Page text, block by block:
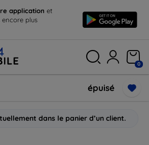
application et
plus
0
épuisé
dans le panier d’un client.